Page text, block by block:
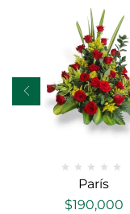
París
$190,000